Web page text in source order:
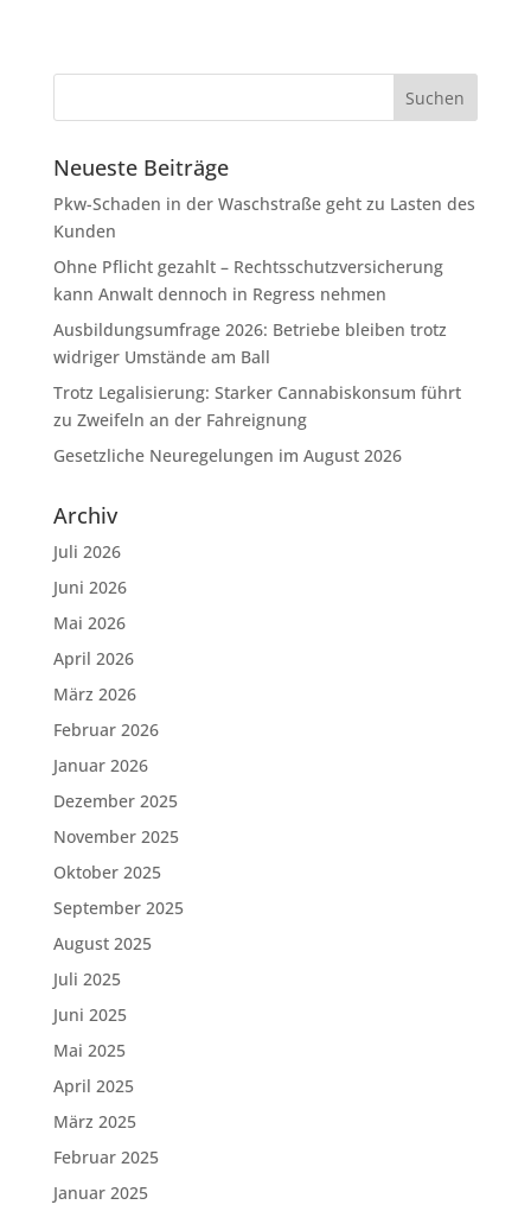
Neueste Beiträge
Pkw-Schaden in der Waschstraße geht zu Lasten des
Kunden
Ohne Pflicht gezahlt – Rechtsschutzversicherung
kann Anwalt dennoch in Regress nehmen
Ausbildungsumfrage 2026: Betriebe bleiben trotz
widriger Umstände am Ball
Trotz Legalisierung: Starker Cannabiskonsum führt
zu Zweifeln an der Fahreignung
Gesetzliche Neuregelungen im August 2026
Archiv
Juli 2026
Juni 2026
Mai 2026
April 2026
März 2026
Februar 2026
Januar 2026
Dezember 2025
November 2025
Oktober 2025
September 2025
August 2025
Juli 2025
Juni 2025
Mai 2025
April 2025
März 2025
Februar 2025
Januar 2025